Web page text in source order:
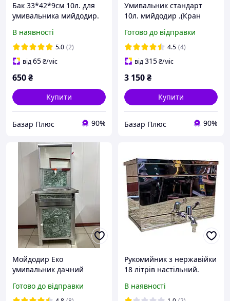
Бак 33*42*9см 10л. для
умивальника мийдодир.
В наявності
5.0 (2)
від65₴/міс
650₴
Купити
Базар Плюс 90%
Умивальник стандарт
10л. мийдодир .(Кран
Готово до відправки
4.5 (4)
від315₴/міс
3 150₴
Купити
Базар Плюс 90%
Мойдодир Еко
умивальник дачний
Готово до відправки
Рукомийник з нержавійки
18 літрів настільний.
В наявності